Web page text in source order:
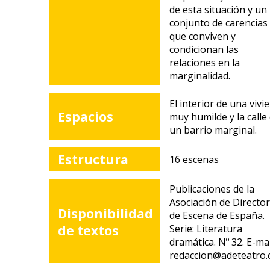
de esta situación y un
conjunto de carencias
que conviven y
condicionan las
relaciones en la
marginalidad.
Espacios
El interior de una
muy humilde y la calle
un barrio marginal.
Estructura 16 escenas
Disponibilidad
de textos
Publicaciones de la
Asociación de
de Escena de España.
Serie: Literatura
dramática. Nº 32. E-